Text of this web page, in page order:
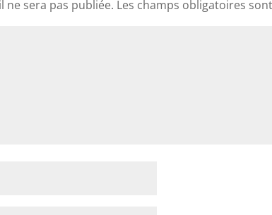
ne sera pas publiée. Les champs obligatoires